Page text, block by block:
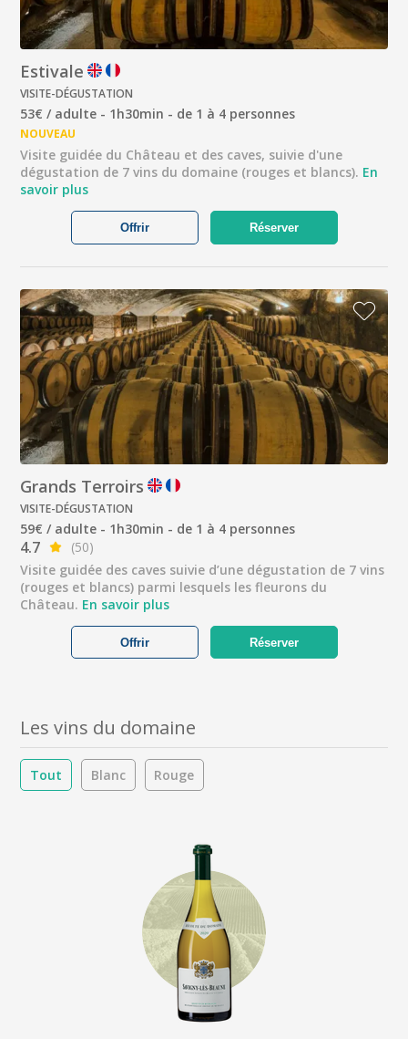
Estivale
VISITE-DÉGUSTATION
53€ / adulte - 1h30min - de 1 à 4 personnes
NOUVEAU
Visite guidée du Château et des caves, suivie d'une
dégustation de 7 vins du domaine (rouges et blancs). En
savoir plus
Réserver
Offrir
Grands Terroirs
VISITE-DÉGUSTATION
59€ / adulte - 1h30min - de 1 à 4 personnes
4.7
(50)
Visite guidée des caves suivie d’une dégustation de 7 vins
(rouges et blancs) parmi lesquels les fleurons du
Château. En savoir plus
Réserver
Offrir
Les vins du domaine
Tout Blanc Rouge